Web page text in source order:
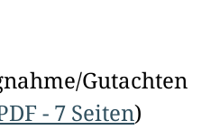
Gutachten
- 7 Seiten)